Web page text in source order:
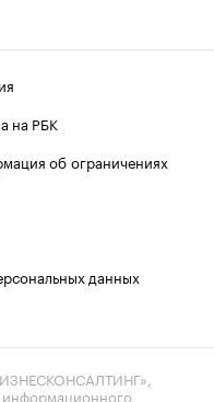
на РБК
об ограничениях
данных